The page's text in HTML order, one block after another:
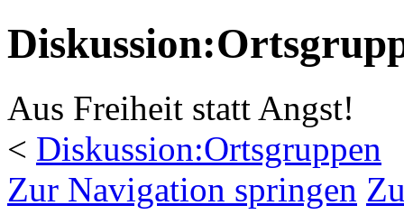
Aus Freiheit statt Angst!
< Diskussion:Ortsgruppen
Zur Navigation springen